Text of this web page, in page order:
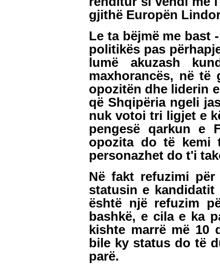
gjithë Europën
Le ta bëjmë me bast
politikës pas
lumë akuzash
maxhorancës, në
opozitën dhe liderin
që Shqipëria ngeli
nuk votoi tri ligjet e
pengesë qarkun e
opozita do të kemi
personazhet do t'i
Në fakt refuzimi
statusin e kandidatit
është një refuzim
bashkë, e cila e ka
kishte marrë më 10
bile ky status do të
parë.